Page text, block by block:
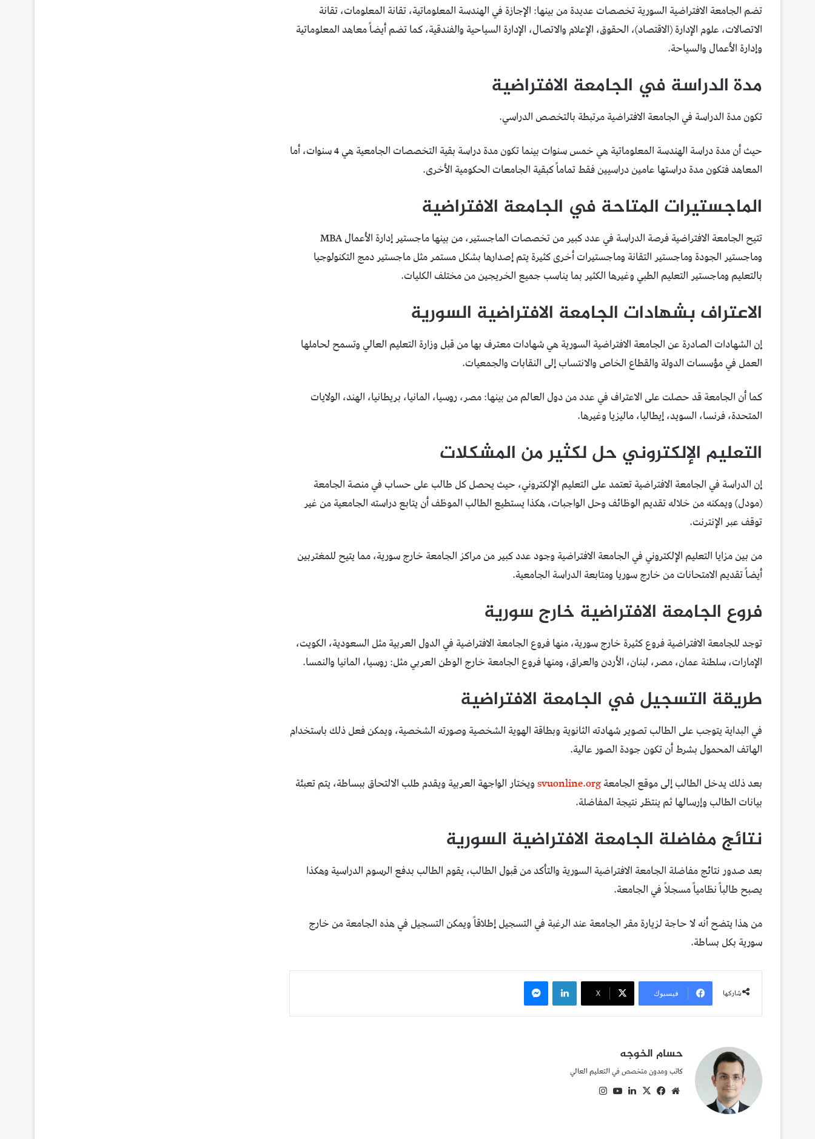
تضم الجامعة الافتراضية السورية تخصصات عديدة من بينها: الإجازة في الهندسة المعلوماتية، تقانة المعلومات، تقانة
الاتصالات، علوم الإدارة (الاقتصاد)، الحقوق، الإعلام والاتصال، الإدارة السياحية والفندقية، كما تضم أيضاً معاهد المعلوماتية
وإدارة الأعمال والسياحة.
مدة الدراسة في الجامعة الافتراضية
تكون مدة الدراسة في الجامعة الافتراضية مرتبطة بالتخصص الدراسي.
حيث أن مدة دراسة الهندسة المعلوماتية هي خمس سنوات بينما تكون مدة دراسة بقية التخصصات الجامعية هي 4 سنوات، أما
المعاهد فتكون مدة دراستها عامين دراسيين فقط تماماً كبقية الجامعات الحكومية الأخرى.
الماجستيرات المتاحة في الجامعة الافتراضية
تتيح الجامعة الافتراضية فرصة الدراسة في عدد كبير من تخصصات الماجستير، من بينها ماجستير إدارة الأعمال MBA
وماجستير الجودة وماجستير التقانة وماجستيرات أخرى كثيرة يتم إصدارها بشكل مستمر مثل ماجستير دمج التكنولوجيا
بالتعليم وماجستير التعليم الطبي وغيرها الكثير بما يناسب جميع الخريجين من مختلف الكليات.
الاعتراف بشهادات الجامعة الافتراضية السورية
إن الشهادات الصادرة عن الجامعة الافتراضية السورية هي شهادات معترف بها من قبل وزارة التعليم العالي وتسمح لحاملها
العمل في مؤسسات الدولة والقطاع الخاص والانتساب إلى النقابات والجمعيات.
كما أن الجامعة قد حصلت على الاعتراف في عدد من دول العالم من بينها: مصر، روسيا، المانيا، بريطانيا، الهند، الولايات
المتحدة، فرنسا، السويد، إيطاليا، ماليزيا وغيرها.
التعليم الإلكتروني حل لكثير من المشكلات
إن الدراسة في الجامعة الافتراضية تعتمد على التعليم الإلكتروني، حيث يحصل كل طالب على حساب في منصة الجامعة
(مودل) ويمكنه من خلاله تقديم الوظائف وحل الواجبات، هكذا يستطيع الطالب الموظف أن يتابع دراسته الجامعية من غير
توقف عبر الإنترنت.
من بين مزايا التعليم الإلكتروني في الجامعة الافتراضية وجود عدد كبير من مراكز الجامعة خارج سورية، مما يتيح للمغتربين
أيضاً تقديم الامتحانات من خارج سوريا ومتابعة الدراسة الجامعية.
فروع الجامعة الافتراضية خارج سورية
توجد للجامعة الافتراضية فروع كثيرة خارج سورية، منها فروع الجامعة الافتراضية في الدول العربية مثل السعودية، الكويت،
الإمارات، سلطنة عمان، مصر، لبنان، الأردن والعراق، ومنها فروع الجامعة خارج الوطن العربي مثل: روسيا، المانيا والنمسا.
طريقة التسجيل في الجامعة الافتراضية
في البداية يتوجب على الطالب تصوير شهادته الثانوية وبطاقة الهوية الشخصية وصورته الشخصية، ويمكن فعل ذلك باستخدام
الهاتف المحمول بشرط أن تكون جودة الصور عالية.
بعد ذلك يدخل الطالب إلى موقع الجامعةsvuonline.orgويختار الواجهة العربية ويقدم طلب الالتحاق ببساطة، يتم تعبئة
بيانات الطالب وإرسالها ثم ينتظر نتيجة المفاضلة.
نتائج مفاضلة الجامعة الافتراضية السورية
بعد صدور نتائج مفاضلة الجامعة الافتراضية السورية والتأكد من قبول الطالب، يقوم الطالب بدفع الرسوم الدراسية وهكذا
يصبح طالباً نظامياً مسجلاً في الجامعة.
من هذا يتضح أنه لا حاجة لزيارة مقر الجامعة عند الرغبة في التسجيل إطلاقاً ويمكن التسجيل في هذه الجامعة من خارج
سورية بكل بساطة.
شاركها فيسبوك ‫X
لينكدإن ماسنجر
حسام الخوجه
كاتب ومدون متخصص في التعليم العالي
موقع فيسبوك
‫X لينكدإن‫YouTube